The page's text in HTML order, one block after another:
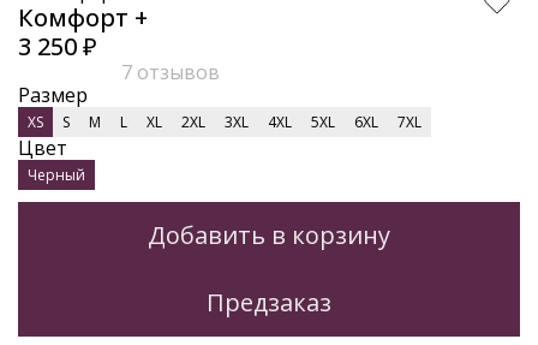
Комфорт +
3 250 ₽
7 отзывов
Размер
XS S M L XL 2XL 3XL 4XL 5XL 6XL 7XL
Цвет
Черный
Добавить в корзину
Предзаказ